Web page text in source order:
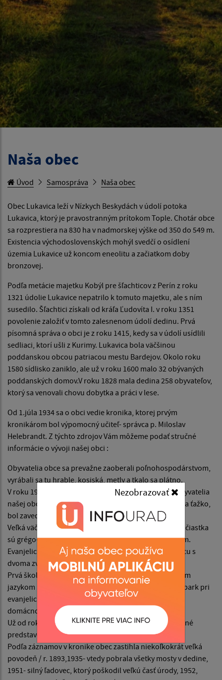
Nezobrazovať
Naša obec
Úvod Samospráva Naša obec
Obec Lukavica leží v Nízkych Beskydách v údolí potoka
Lukavica, ktorý je pravostranným prítokom Tople. Chotár obce
sa rozprestiera na 830 ha v nadmorskej výške od 350 do 549 m.
Existencia východoslovenských mohýl svedčí o osídlení
územia Lukavice už koncom eneolitu a začiatkom doby
bronzovej.
Podľa metácie majetku Kobýl pre šľachticov z Perín z roku
1321 údolie Lukavice nepatrilo k tomuto majetku, ale s ním
susedilo. Šľachtici získali od kráľa Ľudovíta I. v roku 1351
povolenie založiť v tomto zalesnenom údolí dedinu. Prvá
písomná správa o obci je z roku 1415, kedy sa v údolí usídlili
sedliaci, ktorí ušli z Kurimy. Lukavica bola väčšinou
poddanskou obcou patriacou mestu Bardejov. Okolo roku
1580 sídlisko zaniklo, ale už v roku 1600 malo 32 obývaných
poddanských domov.V roku 1828 mala dedina 258 obyvateľov,
ktorý sa venovali chovu dobytka a práci v lese.
Od 1.júla 1934 sa o obci vedie kronika, ktorej prvým
kronikárom bol výpomocný učiteľ- správca p. Miloslav
Helebrandt. Z týchto zdrojov Vám môžeme podať stručné
informácie o vývoji našej obci :
Obyvatelia obce sa prevažne zaoberali poľnohospodárstvom,
vyrábali sa tu hrable, kosiská, metly a tkalo sa plátno.
V roku 1914 obec obsadili ruské vojská, na ktorých obyvatelia
našej obce nemali zlé spomienky. Doba bola zlá, žilo sa ťažko,
bol zavedený lístkový systém.
Veľká väčšina obyvateľstva sú evanjelici a.v. a len malá čiastka
sú grégo-katolíci, ktorí majú kaplnku s jedným zvonom.
Evanjelici nemajú svoj kostol, ale majú drevenú zvonicu s
dvoma zvonami.
Prvá škola bola cirkevná evanjelická škola s vyučovacím
jazykom slovenským postavená v roku 1885 / dnešný park pri
evanjelickom kostole/, dovtedy sa učilo len po
domácnostiach.
Už od roku 1935 sa v obci začínajú hrávať prvé divadelné
predstavenia.
Podľa záznamov v kronike obec zastihla niekoľkokrát veľká
povodeň / r. 1893,1935- vtedy pobrala všetky mosty v dedine,
1951- silný ľadovec, ktorý poškodil veľkú časť úrody, 1952,